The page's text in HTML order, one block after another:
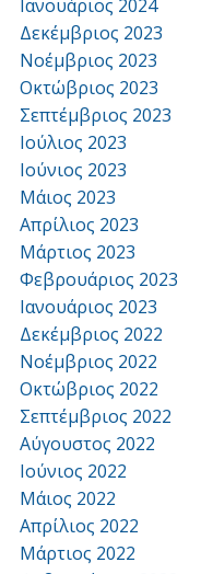
Ιανουάριος 2024
Δεκέμβριος 2023
Νοέμβριος 2023
Οκτώβριος 2023
Σεπτέμβριος 2023
Ιούλιος 2023
Ιούνιος 2023
Μάιος 2023
Απρίλιος 2023
Μάρτιος 2023
Φεβρουάριος 2023
Ιανουάριος 2023
Δεκέμβριος 2022
Νοέμβριος 2022
Οκτώβριος 2022
Σεπτέμβριος 2022
Αύγουστος 2022
Ιούνιος 2022
Μάιος 2022
Απρίλιος 2022
Μάρτιος 2022